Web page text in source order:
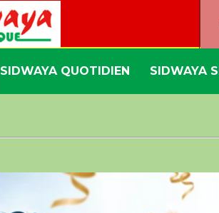
SIDWAYA QUOTIDIEN SIDWAYA